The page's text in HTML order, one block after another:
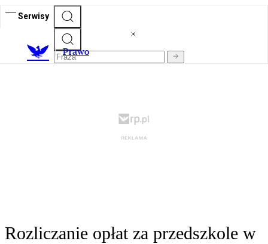
Serwisy
Prawo
Rozliczanie opłat za przedszkole w